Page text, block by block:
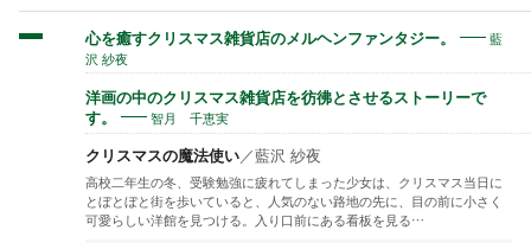
心を癒すクリスマス雑貨店のメルヘンファンタジー。
藍
沢 紗夜
洋画の中のクリスマス雑貨店を彷彿とさせるストーリーで
す。
智月 千恵実
クリスマスの魔法使い／藍沢 紗夜
高校二年生の冬、受験勉強に疲れてしまった少女は、クリスマス当日に
とぼとぼと街を歩いていると、人気のない路地の先に、目の前に小さく
可愛らしい洋館を見つける。入り口前にある看板を見る…